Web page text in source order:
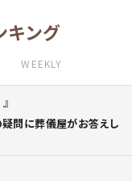
キング
WEEKLY
疑問に葬儀屋がお答えし